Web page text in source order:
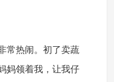
常热闹。初了卖蔬
妈领着我，让我仔